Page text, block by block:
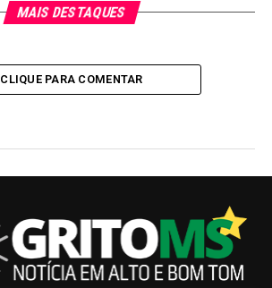
MAIS DESTAQUES
CLIQUE PARA COMENTAR